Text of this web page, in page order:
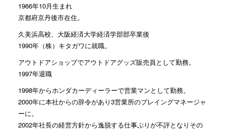
1966年10月生まれ
京都府京丹後市在住。
久美浜高校、大阪経済大学経済学部部卒業後
1990年（株）キタガワに就職。
アウトドアショップでアウトドアグッズ販売員として勤務。
1997年退職
1998年からホンダカーディーラーで営業マンとして勤務。
2000年に本社からの辞令があり3営業所のプレイングマネージャ
ーに。
2002年社長の経営方針から逸脱する仕事ぶりが不評となりその